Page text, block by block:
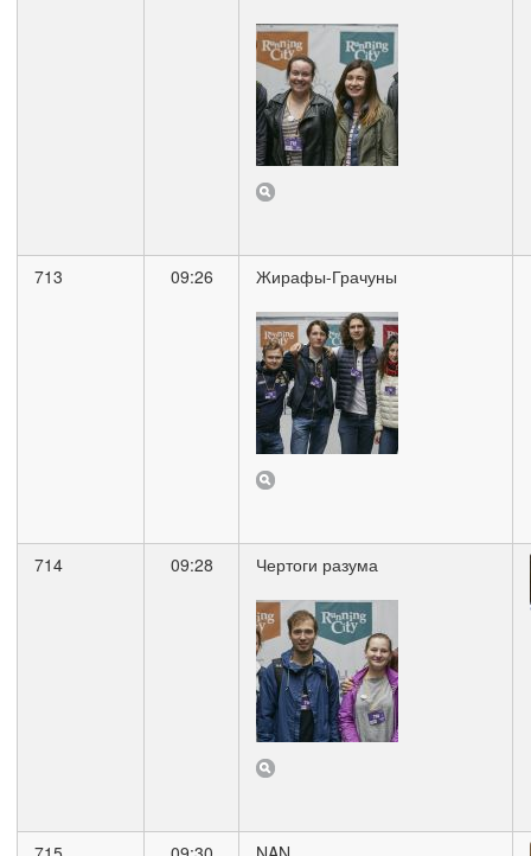
713 09:26 Жирафы-Грачуны
714 09:28 Чертоги разума